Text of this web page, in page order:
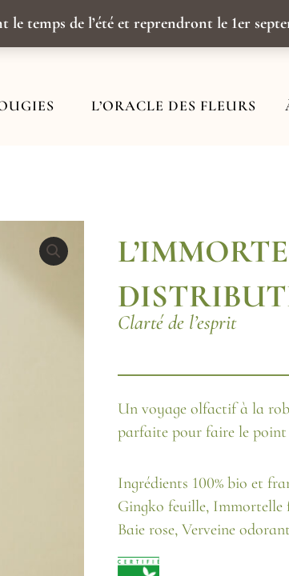
le temps de l’été et reprendront le 1er
L’ORACLE DES FLEURS
Clarté de l’esprit
Un voyage olfactif à la
parfaite pour faire le point
Ingrédients 100% bio et
Gingko feuille, Immortelle
Baie rose, Verveine